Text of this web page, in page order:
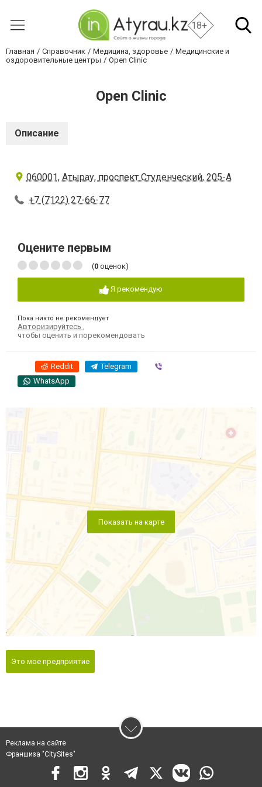
18+
Главная Справочник Медицина, здоровье
Медицинские и
оздоровительные центры
Open Clinic
Open Clinic
Описание
060001, Атырау, проспект Студенческий, 205-А
+7 (7122) 27-66-77
Оцените первым
(0 оценок)
Я рекомендую
Пока никто не рекомендует
Авторизируйтесь
чтобы оценить и порекомендовать
Reddit Telegram
WhatsApp
Показать на карте
Это мое предприятие
Реклама на сайте
Франшиза "CitySites"